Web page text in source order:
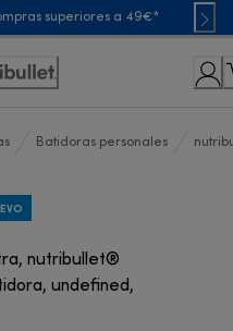
superiores a 49€*
Batidoras personales